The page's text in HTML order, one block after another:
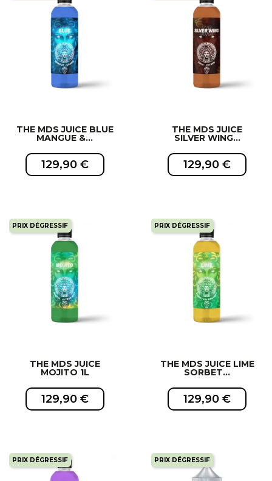
EXCLUSIVITÉ WEB ! EXCLUSIVITÉ WEB !
THE MDS JUICE BLUE
MANGUE &...
129,90 €
EXCLUSIVITÉ WEB !
THE MDS JUICE
SILVER WING...
129,90 €
EXCLUSIVITÉ WEB !
PRIX DÉGRESSIF
THE MDS JUICE
MOJITO 1L
129,90 €
PRIX DÉGRESSIF
THE MDS JUICE LIME
SORBET...
129,90 €
PRIX DÉGRESSIF PRIX DÉGRESSIF